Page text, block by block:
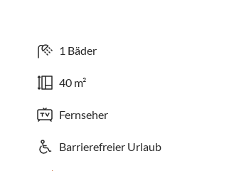
1 Bäder
40 m²
Fernseher
Barrierefreier Urlaub